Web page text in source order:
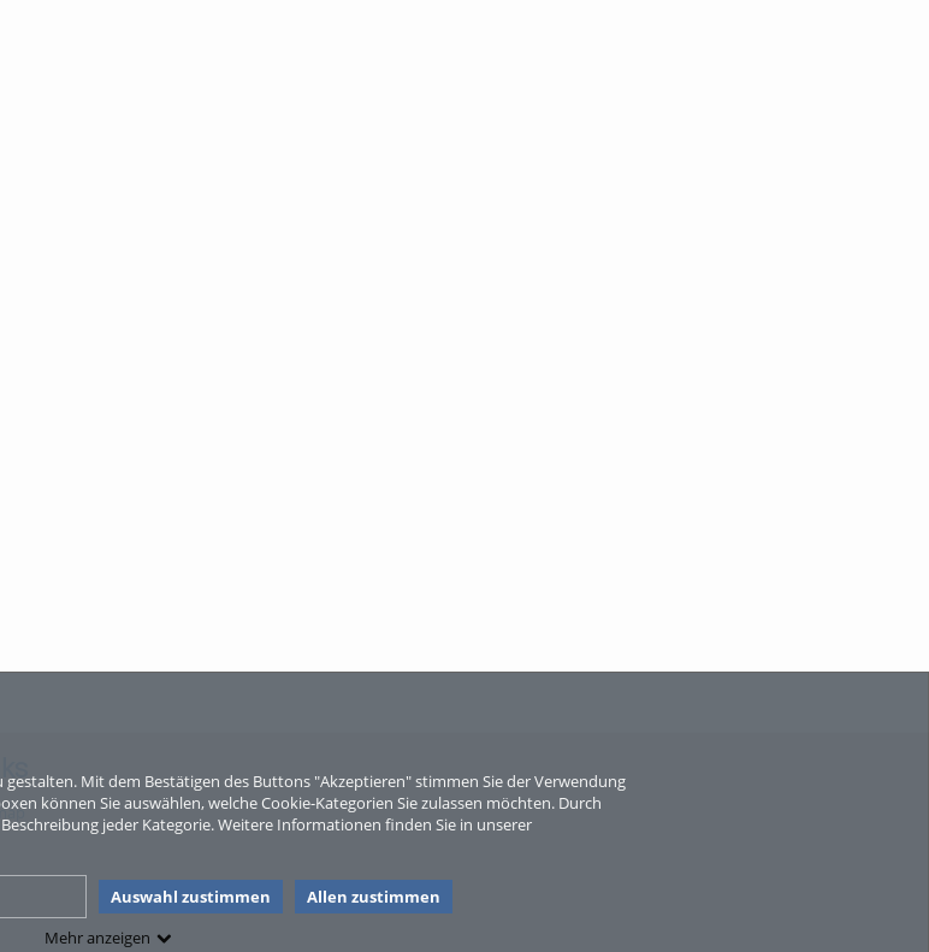
Mit dem Bestätigen des Buttons "Akzeptieren" stimmen Sie der Verwendung
können Sie auswählen, welche Cookie-Kategorien Sie zulassen möchten. Durch
jeder Kategorie. Weitere Informationen finden Sie in unserer
Auswahl zustimmen
Allen zustimmen
Mehr anzeigen
Sperber